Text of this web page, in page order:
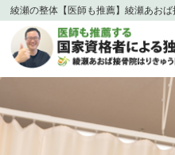
綾瀬の整体【医師も推薦】綾瀬あお